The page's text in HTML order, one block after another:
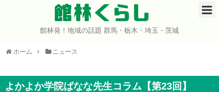
館林くらし
館林発！地域の話題 群馬・栃木・埼玉・茨城
ホーム ニュース
よかよか学院ばなな先生コラム【第23回】
ホーム
イベント